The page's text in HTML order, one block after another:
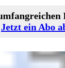
Jetzt ein Abo